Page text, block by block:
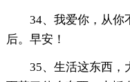
34、我爱你，从你
后。早安！
35、生活这东西，